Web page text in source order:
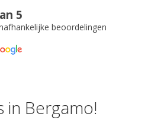
5
beoordelingen
in Bergamo!